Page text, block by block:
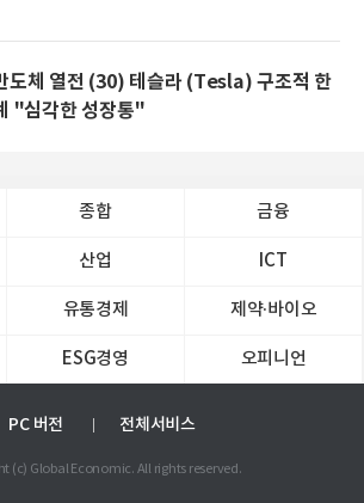
도체 열전 (30) 테슬라 (Tesla) 구조적 한
"심각한 성장통"
종합 금융
산업 ICT
유통경제 제약∙바이오
ESG경영 오피니언
PC 버전 전체서비스
(c) Global Economic. All rights reserved.